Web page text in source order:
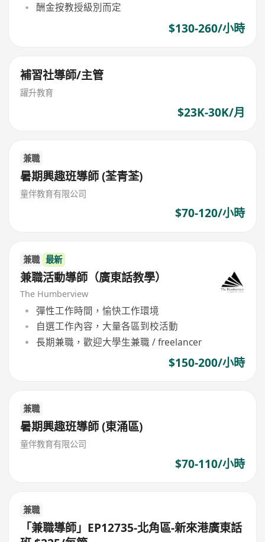
酬金按教授級別而定
$130-260/小時
補習社導師/主管
躍升教育
$23K-30K/月
兼職
暑期興趣班導師 (荃青荃)
童伴教育有限公司
$70-120/小時
兼職 最新
兼職活動導師（廣東話教學）
The Humberview
彈性工作時間，愉快工作環境
自選工作內容，大量各區到校活動
長期兼職，歡迎大學生兼職 / freelancer
$150-200/小時
兼職
暑期興趣班導師 (東涌區)
童伴教育有限公司
$70-110/小時
兼職
「兼職導師」EP12735-北角區-新來港廣東話